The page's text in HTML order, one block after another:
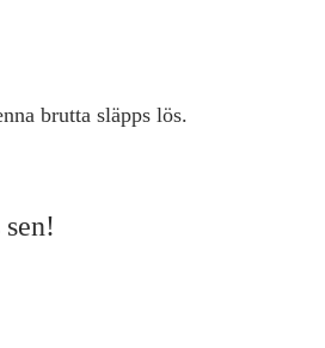
brutta släpps lös.